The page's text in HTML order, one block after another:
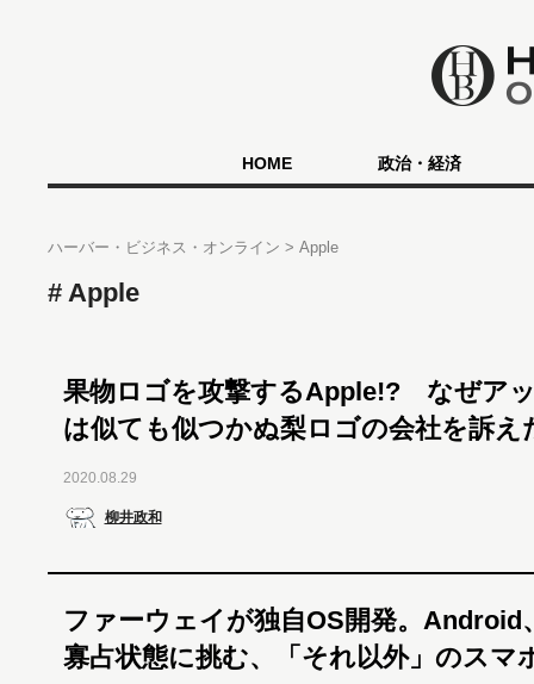
HOME 政治・経済
ハーバー・ビジネス・オンライン Apple
Apple
果物ロゴを攻撃するApple!? なぜア
は似ても似つかぬ梨ロゴの会社を訴え
2020.08.29
柳井政和
ファーウェイが独自OS開発。Android
寡占状態に挑む、「それ以外」のスマ